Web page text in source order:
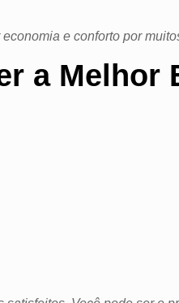
e conforto por
a Melhor